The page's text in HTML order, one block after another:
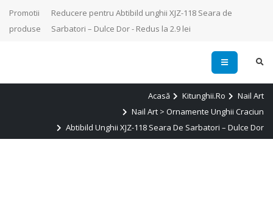
Promotii
produse
Reducere pentru Abtibild unghii XJZ-118 Seara de
Sarbatori – Dulce Dor - Redus la 2.9 lei
Acasă Kitunghii.ro
Nail Art
Nail Art > Ornamente Unghii Craciun
Abtibild Unghii XJZ-118 Seara De Sarbatori – Dulce Dor